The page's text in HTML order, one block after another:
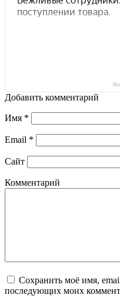
Добавить комментарий
Имя *
Email *
Сайт
Комментарий
Сохранить моё имя,
последующих моих